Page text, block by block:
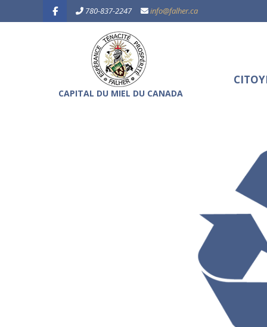
to
780-837-2247 info@falher.ca
CAPITAL DU MIEL DU CANADA
Primary